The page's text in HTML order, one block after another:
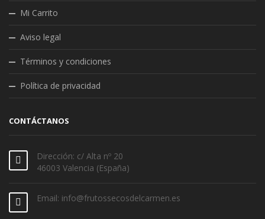
Mi Carrito
Aviso legal
Términos y condiciones
Política de privacidad
CONTÁCTANOS
Dirección: c/ Alta nº 20
46003 Valencia (España)
Email: info@frutossecosdelcarmen.es